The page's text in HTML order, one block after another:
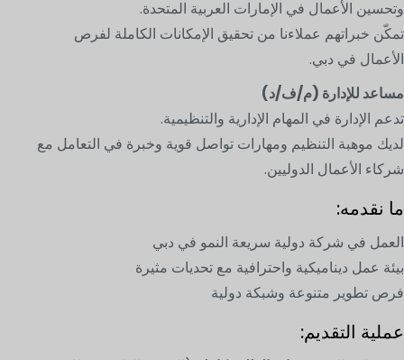
وتحسين الأعمال في الإمارات العربية المتحدة.
تمكّن خبراتهم عملاءنا من تحقيق الإمكانات الكاملة لفرص
الأعمال في دبي.
مساعد للإدارة (م/ف/د)
تدعم الإدارة في المهام الإدارية والتنظيمية.
لديك موهبة التنظيم ومهارات تواصل قوية وخبرة في التعامل مع
شركاء الأعمال الدوليين.
ما نقدمه:
العمل في شركة دولية سريعة النمو في دبي
بيئة عمل ديناميكية واحترافية مع تحديات مثيرة
فرص تطوير متنوعة وشبكة دولية
عملية التقديم: